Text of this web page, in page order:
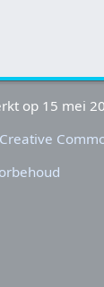
op 15 mei
Creative